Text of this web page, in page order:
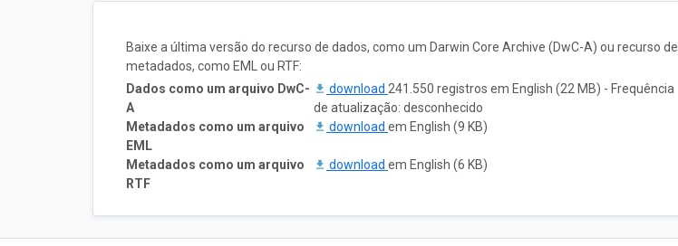
Baixe a última versão do recurso de dados, como um Darwin Core Archive (DwC-A) ou recurso de
metadados, como EML ou RTF:
Dados como um arquivo DwC-
A
download 241.550 registros em English (22 MB) - Frequência
de atualização: desconhecido
Metadados como um arquivo
EML
download em English (9 KB)
Metadados como um arquivo
RTF
download em English (6 KB)